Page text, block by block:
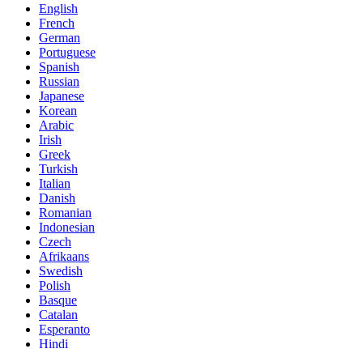
English
French
German
Portuguese
Spanish
Russian
Japanese
Korean
Arabic
Irish
Greek
Turkish
Italian
Danish
Romanian
Indonesian
Czech
Afrikaans
Swedish
Polish
Basque
Catalan
Esperanto
Hindi